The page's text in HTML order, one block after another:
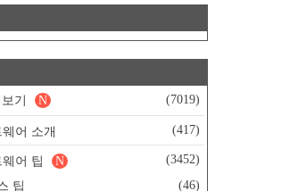
기 (7019)
N
어 소개 (417)
어 팁 (3452)
N
팁
(46)